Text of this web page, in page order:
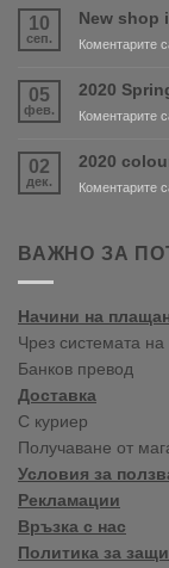
10
сеп.
New shop
Коментарите
05
фев.
2020
Коментарите
02
дек.
2020
Коментарите
ВАЖНО ЗА
Начини на
Чрез системата на
Банков превод
Доставка
С куриер
Получаване от
Условия за
Рекламации
Връзка с нас
Политика за